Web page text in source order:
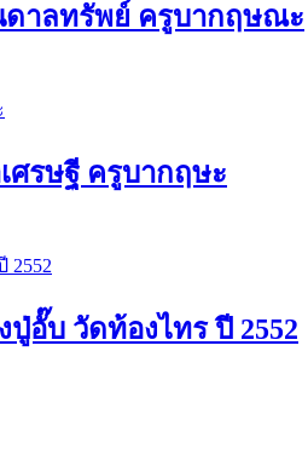
ดาลทรัพย์ ครูบากฤษณะ
ศรษฐี ครูบากฤษะ
อั๊บ วัดท้องไทร ปี 2552